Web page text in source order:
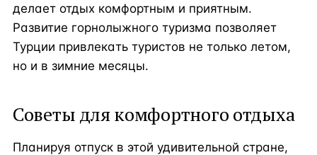
делает отдых комфортным и приятным.
Развитие горнолыжного туризма позволяет
Турции привлекать туристов не только летом,
но и в зимние месяцы.
Советы для комфортного отдыха
Планируя отпуск в этой удивительной стране,